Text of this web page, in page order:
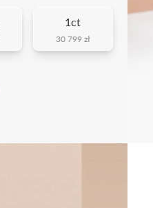
1ct
30 799 zł